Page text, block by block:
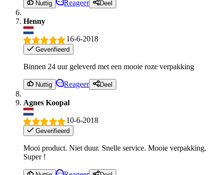
Nuttig Reageer Deel
Henny
16-6-2018
Geverifieerd
Binnen 24 uur geleverd met een mooie roze verpakking
Nuttig Reageer Deel
Agnes Koopal
10-6-2018
Geverifieerd
Mooi product. Niet duur. Snelle service. Mooie verpakking.
Super !